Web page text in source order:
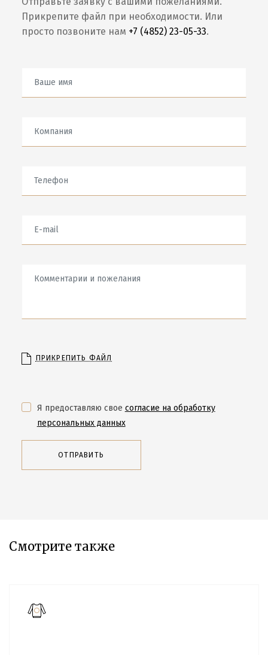
Прикрепите файл при необходимости. Или
просто позвоните нам +7 (4852) 23-05-33.
ПРИКРЕПИТЬ ФАЙЛ
Я предоставляю свое согласие на обработку
персональных данных
ОТПРАВИТЬ
Смотрите также